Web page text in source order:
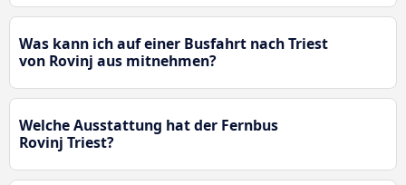
Was kann ich auf einer Busfahrt nach Triest
von Rovinj aus mitnehmen?
Welche Ausstattung hat der Fernbus
Rovinj Triest?